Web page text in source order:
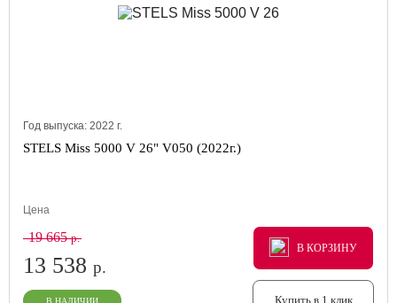
Год выпуска: 2022 г.
STELS Miss 5000 V 26" V050 (2022г.)
Цена
19 665р.
13 538 р.
В НАЛИЧИИ
В КОРЗИНУ
В КОРЗИНУ
В КОРЗИНУ
Купить в 1 клик